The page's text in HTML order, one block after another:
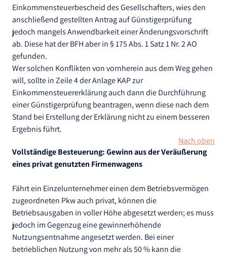
Einkommensteuerbescheid des Gesellschafters, wies den
anschließend gestellten Antrag auf Günstigerprüfung
jedoch mangels Anwendbarkeit einer Änderungsvorschrift
ab. Diese hat der BFH aber in § 175 Abs. 1 Satz 1 Nr. 2 AO
gefunden.
Wer solchen Konflikten von vornherein aus dem Weg gehen
will, sollte in Zeile 4 der Anlage KAP zur
Einkommensteuererklärung auch dann die Durchführung
einer Günstigerprüfung beantragen, wenn diese nach dem
Stand bei Erstellung der Erklärung nicht zu einem besseren
Ergebnis führt.
Nach oben
Vollständige Besteuerung: Gewinn aus der Veräußerung
eines privat genutzten Firmenwagens
Fährt ein Einzelunternehmer einen dem Betriebsvermögen
zugeordneten Pkw auch privat, können die
Betriebsausgaben in voller Höhe abgesetzt werden; es muss
jedoch im Gegenzug eine gewinnerhöhende
Nutzungsentnahme angesetzt werden. Bei einer
betrieblichen Nutzung von mehr als 50 % kann die